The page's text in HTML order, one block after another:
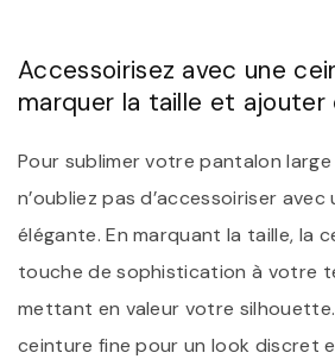
Accessoirisez avec une
marquer la taille et ajouter
Pour sublimer votre pantalon
n’oubliez pas d’accessoiriser
élégante. En marquant la taille, la
touche de sophistication à votre
mettant en valeur votre
ceinture fine pour un look discret